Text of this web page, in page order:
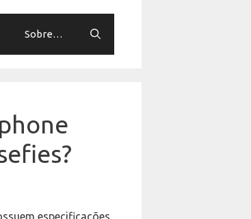
Sobre…
especificações